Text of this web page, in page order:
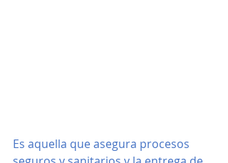
Es aquella que asegura procesos